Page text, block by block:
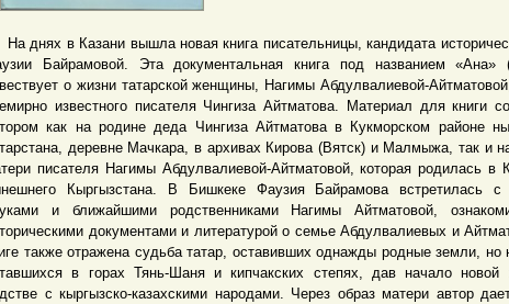
днях в Казани вышла новая книга писательницы, кандидата
Байрамовой. Эта документальная книга под названием «Ана»
о жизни татарской женщины, Нагимы Абдулвалиевой-
известного писателя Чингиза Айтматова. Материал для книги
как на родине деда Чингиза Айтматова в Кукморском районе
деревне Мачкара, в архивах Кирова (Вятск) и Малмыжа, так и
писателя Нагимы Абдулвалиевой-Айтматовой, которая родилась в
Кыргызстана. В Бишкеке Фаузия Байрамова встретилась с
и ближайшими родственниками Нагимы Айтматовой,
документами и литературой о семье Абдулвалиевых и
также отражена судьба татар, оставивших однажды родные земли, но
в горах Тянь-Шаня и кипчакских степях, дав начало новой
с кыргызско-казахскими народами. Через образ матери автор